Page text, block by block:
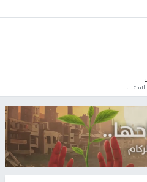
لساعات